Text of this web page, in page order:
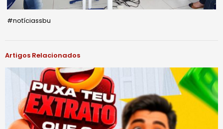
#notíciassbu
Artigos Relacionados